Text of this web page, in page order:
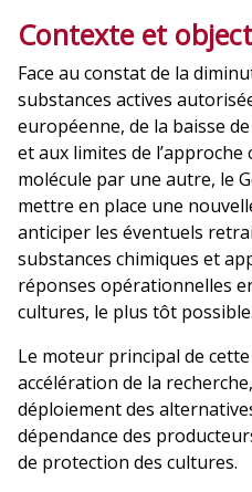
Contexte et
Face au constat de la
substances actives
européenne, de la baisse
et aux limites de
molécule par une autre, le
mettre en place une
anticiper les éventuels
substances chimiques et
réponses opérationnelles
cultures, le plus tôt possible.
Le moteur principal de
accélération de la
déploiement des
dépendance des
de protection des cultures.